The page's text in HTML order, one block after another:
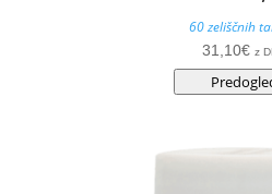
60 zeliščnih
31,10€ z